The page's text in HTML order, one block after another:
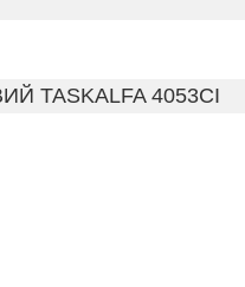
TASKALFA 4053CI